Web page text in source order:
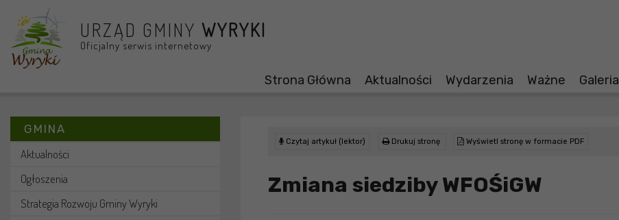
URZĄD GMINY WYRYKI
Oficjalny serwis internetowy
Strona Główna Aktualności Wydarzenia Ważne Galeria
GMINA
Aktualności
Ogłoszenia
Strategia Rozwoju Gminy Wyryki
Czytaj artykuł (lektor) Drukuj stronę Wyświetl stronę w formacie PDF
Zmiana siedziby WFOŚiGW